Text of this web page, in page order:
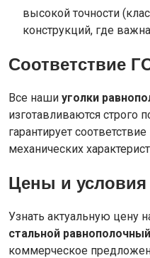
высокой точности
конструкций, где
Соответствие
Все наши уголки
изготавливаются строго
гарантирует
механических
Цены и условия
Узнать актуальную цену
стальной равнополочный
коммерческое